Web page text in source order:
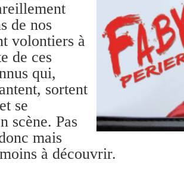
de nos
volontiers à
de ces
qui,
sortent
se
scène. Pas
mais
à découvrir.